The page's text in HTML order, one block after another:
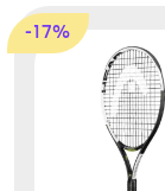
-17%